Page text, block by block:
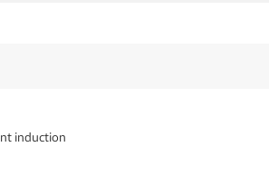
induction